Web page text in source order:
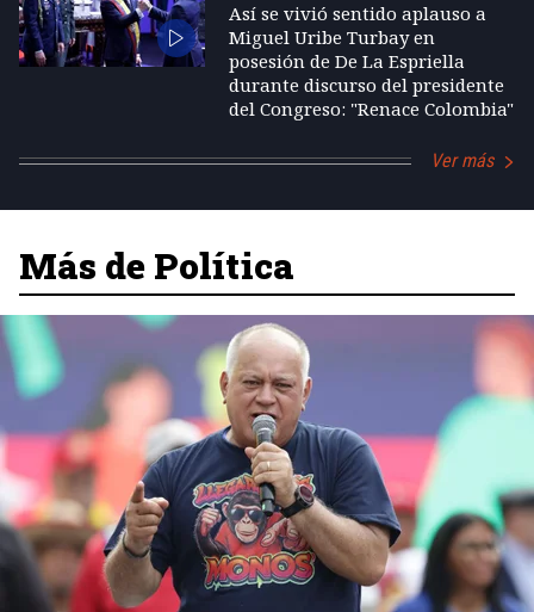
Así se vivió sentido aplauso a
Miguel Uribe Turbay en
posesión de De La Espriella
durante discurso del presidente
del Congreso: "Renace Colombia"
Ver más
Más de Política